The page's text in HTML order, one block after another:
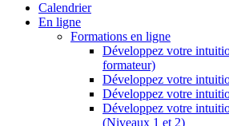
Calendrier
En ligne
Formations en ligne
Développez votre
formateur)
Développez votre
Développez votre
Développez votre
(Niveaux 1 et 2)